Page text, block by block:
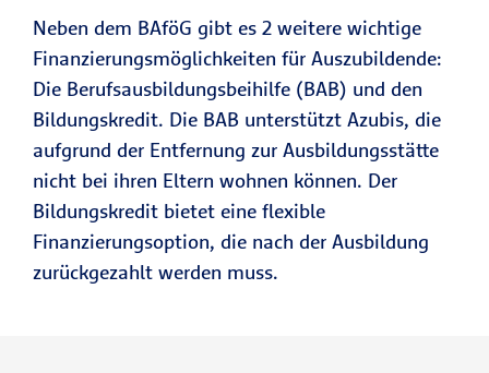
Neben dem BAföG gibt es 2 weitere wichtige
Finanzierungsmöglichkeiten für Auszubildende:
Die Berufsausbildungsbeihilfe (BAB) und den
Bildungskredit. Die BAB unterstützt Azubis, die
aufgrund der Entfernung zur Ausbildungsstätte
nicht bei ihren Eltern wohnen können. Der
Bildungskredit bietet eine flexible
Finanzierungsoption, die nach der Ausbildung
zurückgezahlt werden muss.